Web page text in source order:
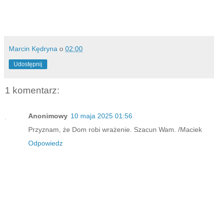
Marcin Kędryna o 02:00
Udostępnij
1 komentarz:
Anonimowy 10 maja 2025 01:56
Przyznam, że Dom robi wrażenie. Szacun Wam. /Maciek
Odpowiedz